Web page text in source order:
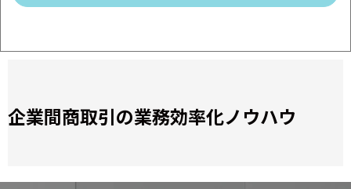
企業間商取引の業務効率化ノウハウ